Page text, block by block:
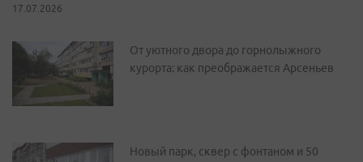
17.07.2026
От уютного двора до горнолыжного
курорта: как преображается Арсеньев
Новый парк, сквер с фонтаном и 50